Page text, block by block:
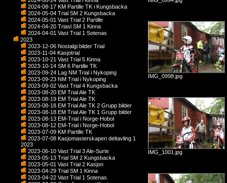
2024-08-17 KM Partille TK i Kungsbacka
2024-05-04 Trial SM 2 Kungsbacka
2024-05-01 Vast Trial 2 Partille
2024-04-20 Triasl SM 1 Kinna
2024-04-01 Vast Trial 1 Sotenas
2023
2023-12-06 Nostalgi bilder Trial
2023-11-04 Kasjotrial
2023-10-21 Vast Trial 5 Kinna
2023-10-14 SM 6 Partille TK
2023-09-24 Lag NM Trial i Nykoping
2023-09-23 NM Trial i Nykoping
2023-09-02 Vast Trial 4 Kungsbacka
2023-08-20 EM Trial Ale TK
2023-08-19 EM Trial Ale TK
2023-08-18 EM Trial Ale TK 2 Grupp bilder
2023-08-18 EM Trial Ale TK 1 Grupp bilder
2023-08-13 EM-Trial i Norge-Hobol
2023-08-12 EM-Trial i Norge-Hobol
2023-07-09 KM Partille TK
2023-07-08 Kasjomasterskapen deltavling 1
2023
2023-06-10 Vast Trial 3 Ale-Surte
2023-05-13 Trial SM 2 Kungsbacka
2023-05-01 Vast Trial 2 Kasjon
2023-04-29 Trial SM 1 Kinna
2023-04-22 Vast Trial 1 Sotenas
IMG_0998.jpg
IMG_1001.jpg